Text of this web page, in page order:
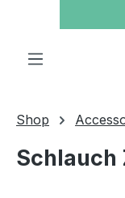
Shop
Schlauch